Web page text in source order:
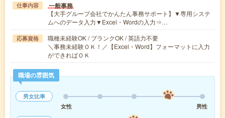
仕事内容 一般事務
【大手グループ会社でかんたん事務サポート】▼専用システ
ムへのデータ入力▼Excel・Wordの入力⇒…
応募資格
職種未経験OK / ブランクOK / 英語力不要
＼事務未経験ＯＫ！／【Excel・Word】フォーマットに入力
ができればＯＫ
職場の雰囲気
男女比率
女性
男性